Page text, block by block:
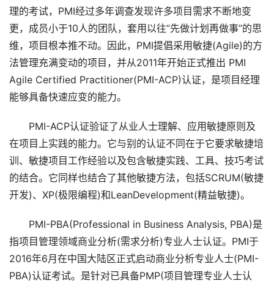
理的考试，PMI经过多年调查发现许多项目需求不断地变
更，成员小于10人的团队，套用以往“先做计划再做事”的思
维，项目根本推不动。因此，PMI提倡采用敏捷(Agile)的方
法管理充满变动的项目，并从2011年开始正式推出 PMI
Agile Certified Practitioner(PMI-ACP)认证，是项目经理
能够具备快速应变的能力。
PMI-ACP认证验证了从业人士理解、应用敏捷原则及
在项目上实践的能力。它与别的认证不同在于它要求敏捷培
训、敏捷项目工作经验以及包含敏捷实践、工具、技巧考试
的结合。它同样也结合了其他敏捷方法，包括SCRUM(敏捷
开发)、XP(极限编程)和LeanDevelopment(精益敏捷)。
PMI-PBA(Professional in Business Analysis, PBA)是
指项目管理领域商业分析(需求分析)专业人士认证。PMI于
2016年6月在中国大陆区正式启动商业分析专业人士(PMI-
PBA)认证考试。是针对已具备PMP(项目管理专业人士认